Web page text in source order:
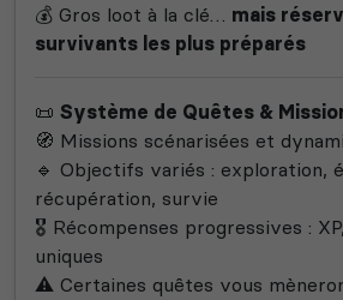
💰 Gros loot à la clé… mais
survivants les plus préparés
📜 Système de Quêtes &
🧭 Missions scénarisées et
🔹 Objectifs variés : exploration,
récupération, survie
🎖️ Récompenses progressives :
uniques
⚠️ Certaines quêtes vous